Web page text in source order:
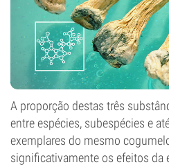
A proporção destas três
entre espécies, subespécies e
exemplares do mesmo
significativamente os efeitos da